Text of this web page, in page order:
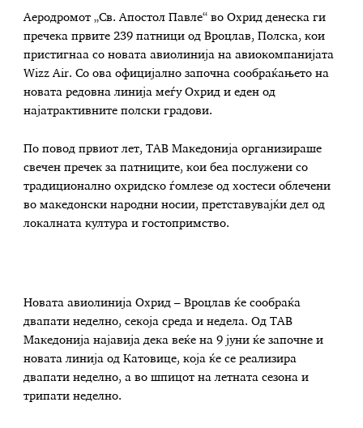
Аеродромот „Св. Апостол Павле“ во Охрид денеска ги
пречека првите 239 патници од Вроцлав, Полска, кои
пристигнаа со новата авиолинија на авиокомпанијата
Wizz Air. Со ова официјално започна сообраќањето на
новата редовна линија меѓу Охрид и еден од
најатрактивните полски градови.
По повод првиот лет, ТАВ Македонија организираше
свечен пречек за патниците, кои беа послужени со
традиционално охридско ѓомлезе од хостеси облечени
во македонски народни носии, претставувајќи дел од
локалната култура и гостопримство.
Новата авиолинија Охрид – Вроцлав ќе сообраќа
двапати неделно, секоја среда и недела. Од ТАВ
Македонија најавија дека веќе на 9 јуни ќе започне и
новата линија од Катовице, која ќе се реализира
двапати неделно, а во шпицот на летната сезона и
трипати неделно.